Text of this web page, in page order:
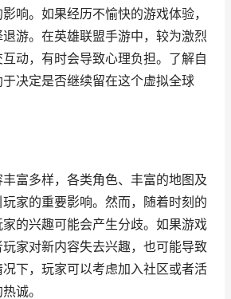
响。如果经历不愉快的游戏体验，
游。在英雄联盟手游中，较为激烈
动，有时会导致心理负担。了解自
决定是否继续留在这个虚拟全球
富多样，各类角色、丰富的地图及
家的重要影响。然而，随着时刻的
的兴趣可能会产生分歧。如果游戏
家对新内容失去兴趣，也可能导致
下，玩家可以考虑加入社区或者活
诚。